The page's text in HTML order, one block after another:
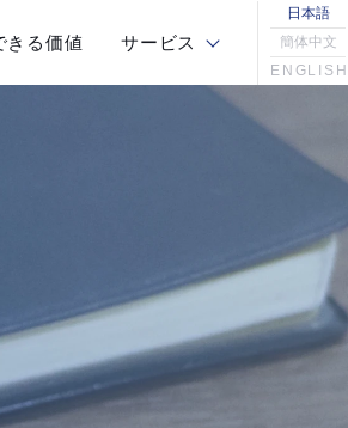
きる価値 サービス
日本語
簡体中文
ENGLISH